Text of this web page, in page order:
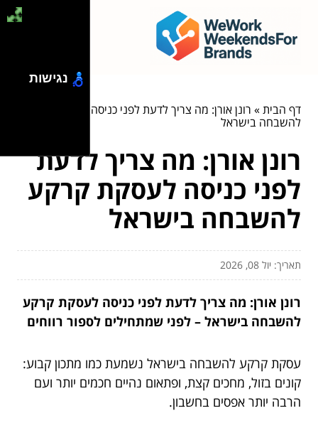
דף הבית» רונן אורן: מה צריך לדעת לפני כניסה לעסקת קרקע
להשבחה בישראל
רונן אורן: מה צריך לדעת
לפני כניסה לעסקת קרקע
להשבחה בישראל
תאריך: יול 08, 2026
רונן אורן: מה צריך לדעת לפני כניסה לעסקת קרקע
להשבחה בישראל – לפני שמתחילים לספור רווחים
עסקת קרקע להשבחה בישראל נשמעת כמו מתכון קבוע:
קונים בזול, מחכים קצת, ופתאום נהיים חכמים יותר ועם
הרבה יותר אפסים בחשבון.
נגישות